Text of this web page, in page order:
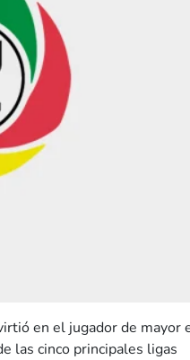
en el jugador de mayor
las cinco principales ligas